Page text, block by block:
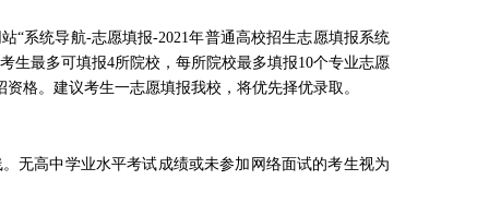
“系统导航-志愿填报-2021年普通高校招生志愿填报系统
生最多可填报4所院校，每所院校最多填报10个专业志愿
格。建议考生一志愿填报我校，将优先择优录取。
无高中学业水平考试成绩或未参加网络面试的考生视为